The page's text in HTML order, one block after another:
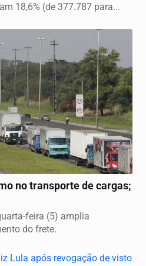
18,6% (de 377.787 para...
no transporte de cargas;
feira (5) amplia
do frete.